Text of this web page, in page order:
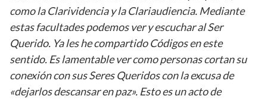
como la Clarividencia y la Clariaudiencia. Mediante
estas facultades podemos ver y escuchar al Ser
Querido. Ya les he compartido Códigos en este
sentido. Es lamentable ver como personas cortan su
conexión con sus Seres Queridos con la excusa de
«dejarlos descansar en paz». Esto es un acto de